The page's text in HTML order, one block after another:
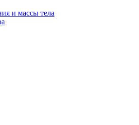
и массы тела